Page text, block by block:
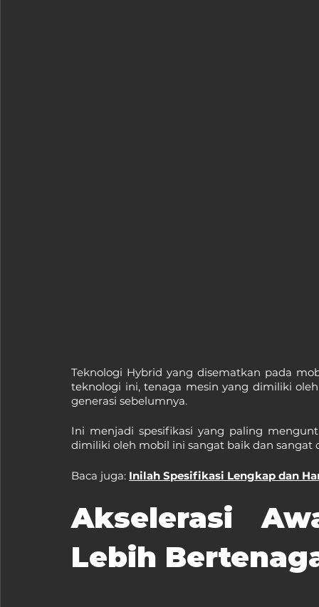
Teknologi Hybrid yang disematkan pada
teknologi ini, tenaga mesin yang dimiliki
generasi sebelumnya.
Ini menjadi spesifikasi yang paling
dimiliki oleh mobil ini sangat baik dan sangat
Baca juga: Inilah Spesifikasi Lengkap dan
Akselerasi
Lebih